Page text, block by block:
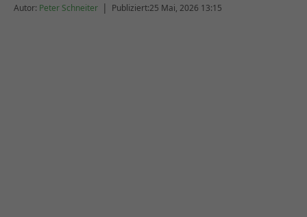
Autor: Peter Schneiter | Publiziert:25 Mai, 2026 13:15